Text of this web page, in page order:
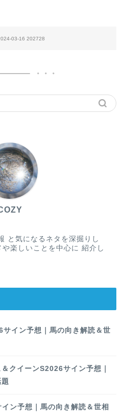
03-16 202728
と気になるネタを深掘りし
楽しいことを中心に 紹介し
イン予想｜馬の向き解読＆世
クイーンS2026サイン予想｜
ン予想｜馬の向き解読＆世相